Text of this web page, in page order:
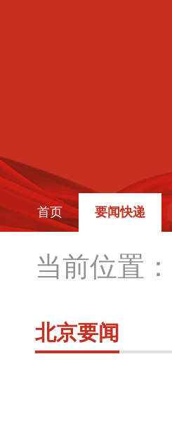
首页 要闻快递
当前位置：
北京要闻